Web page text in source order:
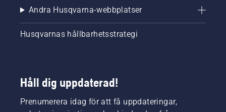
Andra Husqvarna-webbplatser
Husqvarnas hållbarhetsstrategi
Håll dig uppdaterad!
Prenumerera idag för att få uppdateringar,